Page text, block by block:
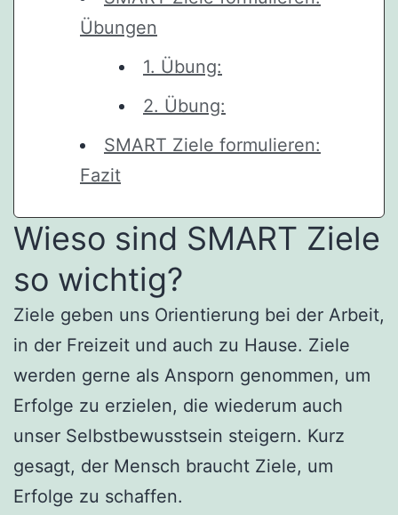
Übungen
1. Übung:
2. Übung:
SMART Ziele formulieren:
Fazit
Wieso sind SMART Ziele
so wichtig?
Ziele geben uns Orientierung bei der Arbeit,
in der Freizeit und auch zu Hause. Ziele
werden gerne als Ansporn genommen, um
Erfolge zu erzielen, die wiederum auch
unser Selbstbewusstsein steigern. Kurz
gesagt, der Mensch braucht Ziele, um
Erfolge zu schaffen.